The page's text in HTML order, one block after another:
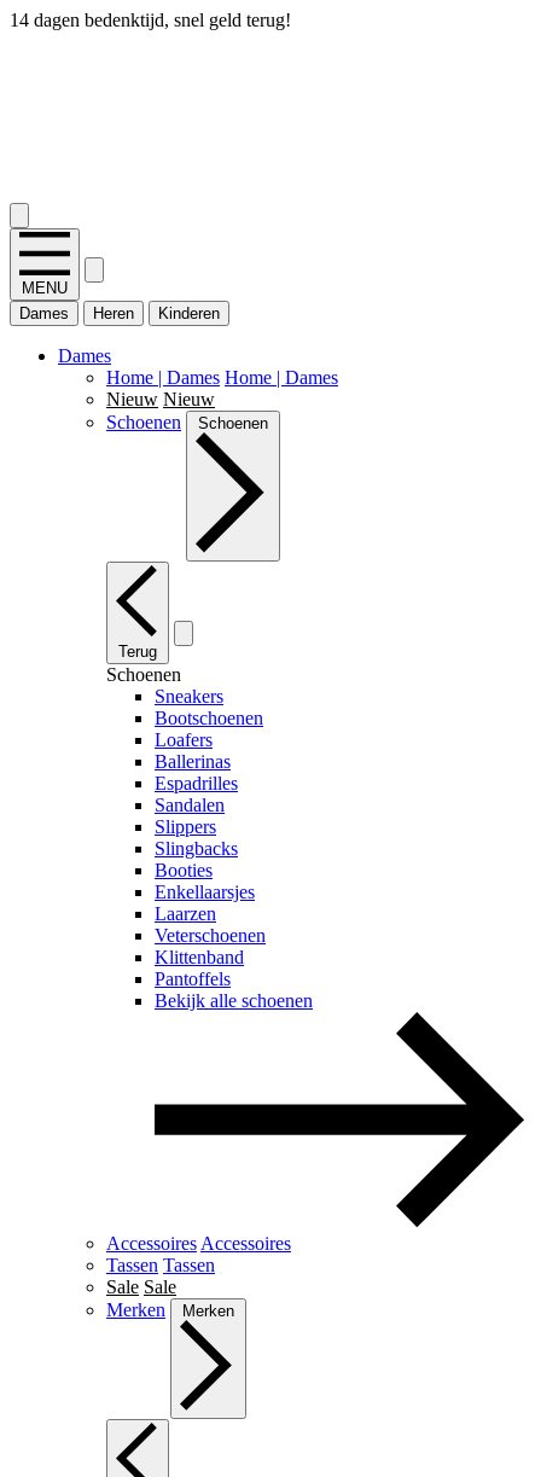
14 dagen bedenktijd, snel geld terug!
MENU
Dames
Heren Kinderen
Dames
Home | Dames Home | Dames
Nieuw Nieuw
Schoenen
Schoenen
Terug
Schoenen
Sneakers
Bootschoenen
Loafers
Ballerinas
Espadrilles
Sandalen
Slippers
Slingbacks
Booties
Enkellaarsjes
Laarzen
Veterschoenen
Klittenband
Pantoffels
Bekijk alle schoenen
Accessoires Accessoires
Tassen Tassen
Sale Sale
Merken
Merken